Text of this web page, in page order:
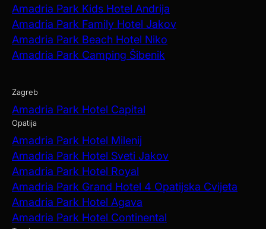
Amadria Park Kids Hotel Andrija
Amadria Park Family Hotel Jakov
Amadria Park Beach Hotel Niko
Amadria Park Camping Šibenik
Zagreb
Amadria Park Hotel Capital
Opatija
Amadria Park Hotel Milenij
Amadria Park Hotel Sveti Jakov
Amadria Park Hotel Royal
Amadria Park Grand Hotel 4 Opatijska Cvijeta
Amadria Park Hotel Agava
Amadria Park Hotel Continental